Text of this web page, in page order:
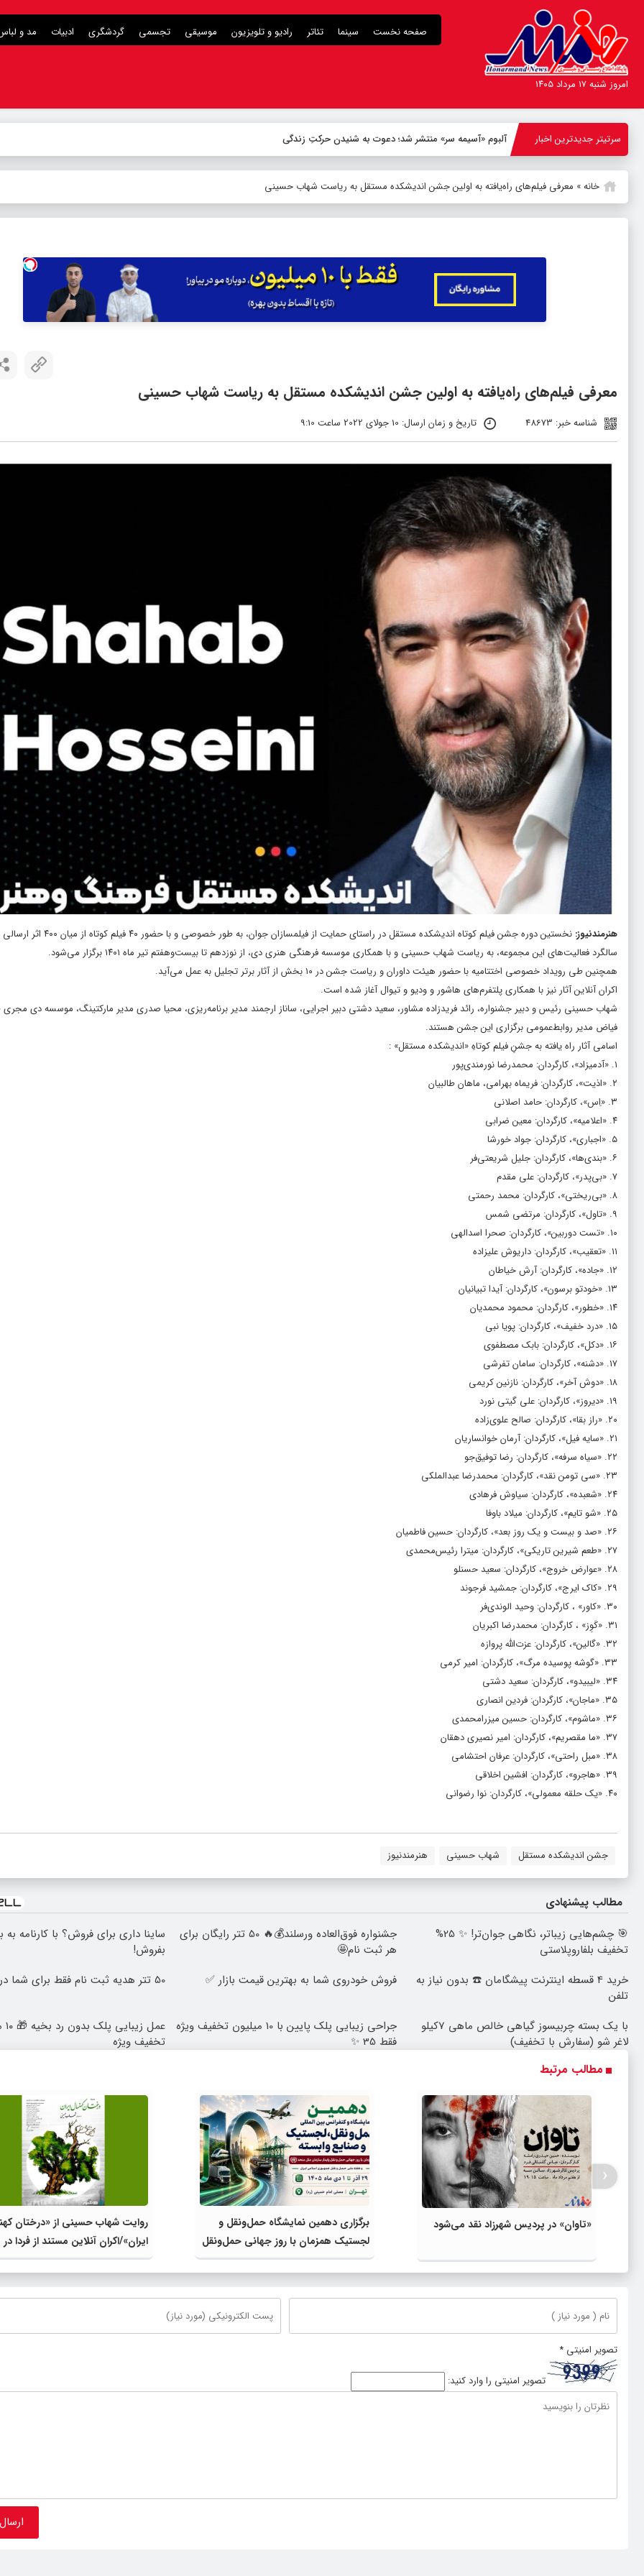
صفحه نخست سینما تئاتر رادیو و تلویزیون موسیقی تجسمی گردشگری ادبیات مد و
امروز شنبه ۱۷ مرداد ۱۴۰۵
سرتیتر جدیدترین اخبار آلبوم «آسیمه سر» منتشر شد؛ دعوت به شنیدن حرکتِ زندگی
خانه» معرفی فیلم‌های راه‌یافته به اولین جشن اندیشکده مستقل به ریاست شهاب حسینی
معرفی فیلم‌های راه‌یافته به اولین جشن اندیشکده مستقل به ریاست شهاب حسینی
شناسه خبر: 48673 تاریخ و زمان ارسال: 10 جولای 2022 ساعت 9:10
هنرمندنیوز:
نخستین دوره جشن فیلم کوتاه اندیشکده مستقل در راستای حمایت از فیلمسازان
سالگرد فعالیت‌های این مجموعه، به ریاست شهاب حسینی و با همکاری موسسه فرهنگی هنری دی، از نوزدهم تا بیست‌وهفتم تیر ماه ۱۴۰۱ برگزار می‌شود.
همچنین طی رویداد خصوصی اختتامیه با حضور هیئت داوران و ریاست جشن در ۱۰ بخش از آثار برتر تجلیل به عمل می‌آید.
اکران آنلاین آثار نیز با همکاری پلتفرم‌های هاشور و ودیو و تیوال آغاز شده است.
شهاب حسینی رئیس و دبیر جشنواره، رائد فریدزاده مشاور، سعید دشتی دبیر اجرایی، ساناز ارجمند مدیر برنامه‌ریزی، محیا صدری مدیر مارکتینگ، موسسه دی مجری
فیاض مدیر روابط‌عمومی برگزاری این جشن هستند.
اسامی آثار راه یافته به جشنِ فیلم کوتاهِ «اندیشکده مستقل» :
۱. «آدمیزاد»، کارگردان: محمدرضا نورمندی‌پور
۲. «اذیت»، کارگردان: فریماه بهرامی، ماهان طالبیان
۳. «اِس»، کارگردان: حامد اصلانی
۴. «اعلامیه»، کارگردان: معین ضرابی
۵. «اجباری»، کارگردان: جواد خورشا
۶. «بندی‌ها»، کارگردان: جلیل شریعتی‌فر
۷. «بی‌پدر»، کارگردان: علی مقدم
۸. «بی‌ریختی»، کارگردان: محمد رحمتی
۹. «تاول»، کارگردان: مرتضی شمس
۱۰. «تست دوربین»، کارگردان: صحرا اسدالهی
۱۱. «تعقیب»، کارگردان: داریوش علیزاده
۱۲. «جاده»، کارگردان: آرش خیاطان
۱۳. «خودتو برسون»، کارگردان: آیدا تبیانیان
۱۴. «خطور»، کارگردان: محمود محمدیان
۱۵. «درد خفیف»، کارگردان: پویا نبی
۱۶. «دکل»، کارگردان: بابک مصطفوی
۱۷. «دشنه»، کارگردان: سامان تفرشی
۱۸. «دوش آخر»، کارگردان: نازنین کریمی
۱۹. «دیروز»، کارگردان: علی گیتی نورد
۲۰. «راز بقا»، کارگردان: صالح علوی‌زاده
۲۱. «سایه فیل»، کارگردان: آرمان خوانساریان
۲۲. «سیاه سرفه»، کارگردان: رضا توفیق‌جو
۲۳. «سی تومن نقد»، کارگردان: محمدرضا عبدالملکی
۲۴. «شعبده»، کارگردان: سیاوش فرهادی
۲۵. «شو تایم»، کارگردان: میلاد باوفا
۲۶. «صد و بیست و یک روز بعد»، کارگردان: حسین فاطمیان
۲۷. «طعم شیرین تاریکی»، کارگردان: میترا رئیس‌محمدی
۲۸. «عوارض خروج»، کارگردان: سعید حسنلو
۲۹. «کاک ایرج»، کارگردان: جمشید فرجوند
۳۰. «کاور» ، کارگردان: وحید الوندی‌فر
۳۱. «کَوِز» ، کارگردان: محمدرضا اکبریان
۳۲. «گالین»، کارگردان: عزت‌الله پروازه
۳۳. «گوشه پوسیده مرگ»، کارگردان: امیر کرمی
۳۴. «لیبیدو»، کارگردان: سعید دشتی
۳۵. «ماجان»، کارگردان: فردین انصاری
۳۶. «ماشوم»، کارگردان: حسین میزرامحمدی
۳۷. «ما مقصریم»، کارگردان: امیر نصیری دهقان
۳۸. «مبل راحتی»، کارگردان: عرفان احتشامی
۳۹. «هاجرو»، کارگردان: افشین اخلاقی
۴۰. «یک حلقه معمولی»، کارگردان: نوا رضوانی
جشن اندیشکده مستقل شهاب حسینی هنرمندنیوز
مطالب پیشنهادی
🎯 چشم‌هایی زیباتر، نگاهی جوان‌تر! ✨ 25%
تخفیف بلفاروپلاستی
جشنواره فوق‌العاده ورسلند💰🔥 50 تتر رایگان برای
هر ثبت نام🤩
ساینا داری برای فروش؟ با کارنامه
بفروش!
خرید 4 قسطه اینترنت پیشگامان ☎️ بدون نیاز به
تلفن
فروش خودروی شما به بهترین قیمت بازار ✅ 50 تتر هدیه ثبت نام فقط برای شما در ورسلند 💰🔥
با یک بسته چربیسوز گیاهی خالص ماهی 7کیلو
لاغر شو (سفارش با تخفیف)
جراحی زیبایی پلک پایین با 10 میلیون تخفیف ویژه
فقط 35 ✨
تخفیف ویژه
مطالب مرتبط
«تاوان» در پردیس شهرزاد نقد می‌شود
برگزاری دهمین نمایشگاه حمل‌ونقل و
لجستیک همزمان با روز جهانی حمل‌ونقل
پایدار سازمان ملل متحد
روایت شهاب حسینی از «درختان
ایران»/اکران آنلاین مستند از فردا در
هاشور
‹
تصویر امنیتی *
تصویر امنیتی را وارد کنید: